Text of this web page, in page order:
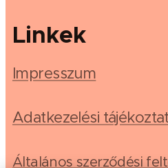
Linkek
Impresszum
Adatkezelési
Általános szerződési